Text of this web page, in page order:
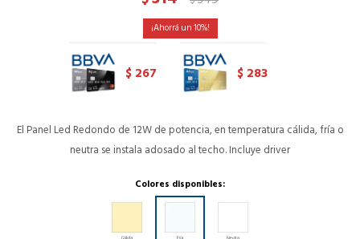
10
$ 267 $ 283
El Panel Led Redondo de 12W de potencia, en temperatura cálida, fría o
neutra se instala adosado al techo. Incluye driver
Colores disponibles: